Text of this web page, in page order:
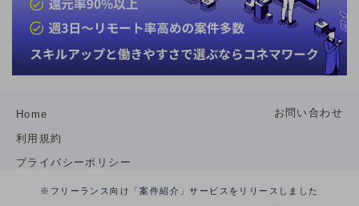
※フリーランス向け「案件紹介」サービスをリリースしました
Home
利用規約
プライバシーポリシー
特定商取引法
お問い合わせ